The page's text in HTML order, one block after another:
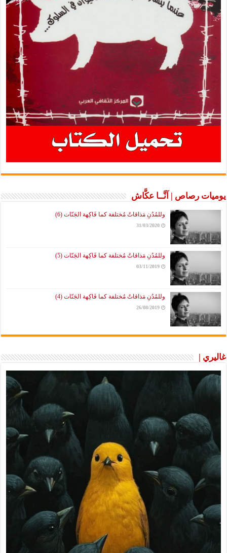
يوميات رصاص | آنَّــا عكَّاش
وللمُدُنِ مَذاقاتٌ مُختلفة كما فَاكِهة الجَنّات (6)
31/03/2020
وللمُدُنِ مَذاقاتٌ مُختلفة كما فَاكِهة الجَنّات (5)
03/11/2019
وللمُدُنِ مَذاقاتٌ مُختلفة كما فَاكِهة الجَنّات (4)
26/08/2019
غاليري |